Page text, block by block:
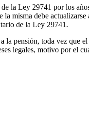
la Ley 29741 por los
misma debe
de la Ley 29741.
pensión, toda vez que
legales, motivo por el